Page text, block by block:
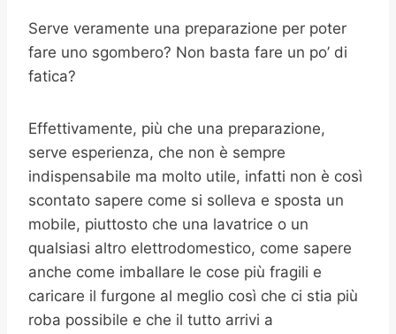
Serve veramente una preparazione per poter
fare uno sgombero? Non basta fare un po’ di
fatica?
Effettivamente, più che una preparazione,
serve esperienza, che non è sempre
indispensabile ma molto utile, infatti non è così
scontato sapere come si solleva e sposta un
mobile, piuttosto che una lavatrice o un
qualsiasi altro elettrodomestico, come sapere
anche come imballare le cose più fragili e
caricare il furgone al meglio così che ci stia più
roba possibile e che il tutto arrivi a